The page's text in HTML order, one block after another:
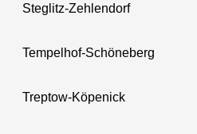
Steglitz-Zehlendorf
Tempelhof-Schöneberg
Treptow-Köpenick